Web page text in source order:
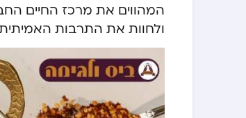
המהווים את מרכז החיים
ולחוות את התרבות